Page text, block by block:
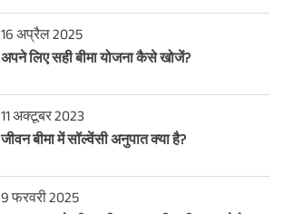
16 अप्रैल 2025
अपने लिए सही बीमा योजना कैसे खोजें?
11 अक्टूबर 2023
जीवन बीमा में सॉल्वेंसी अनुपात क्या है?
9 फरवरी 2025